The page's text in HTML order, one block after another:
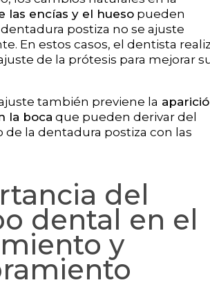
las encías y el hueso pueden
postiza no se ajuste
En estos casos, el dentista
de la prótesis para mejorar
también previene la
la boca que pueden derivar del
de la dentadura postiza con las
del
dental en el
y